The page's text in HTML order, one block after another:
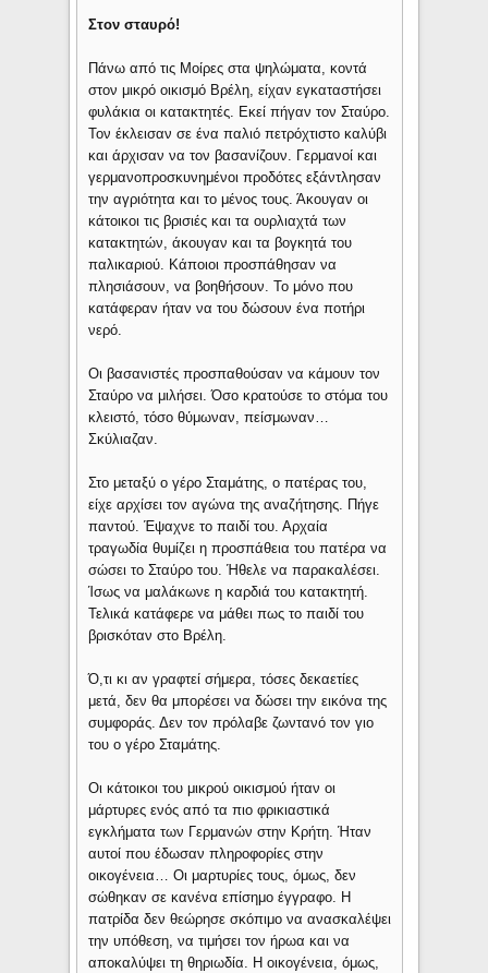
Στον σταυρό!
Πάνω από τις Μοίρες στα ψηλώματα, κοντά
στον μικρό οικισμό Βρέλη, είχαν εγκαταστήσει
φυλάκια οι κατακτητές. Εκεί πήγαν τον Σταύρο.
Τον έκλεισαν σε ένα παλιό πετρόχτιστο καλύβι
και άρχισαν να τον βασανίζουν. Γερμανοί και
γερμανοπροσκυνημένοι προδότες εξάντλησαν
την αγριότητα και το μένος τους. Άκουγαν οι
κάτοικοι τις βρισιές και τα ουρλιαχτά των
κατακτητών, άκουγαν και τα βογκητά του
παλικαριού. Κάποιοι προσπάθησαν να
πλησιάσουν, να βοηθήσουν. Το μόνο που
κατάφεραν ήταν να του δώσουν ένα ποτήρι
νερό.
Οι βασανιστές προσπαθούσαν να κάμουν τον
Σταύρο να μιλήσει. Όσο κρατούσε το στόμα του
κλειστό, τόσο θύμωναν, πείσμωναν…
Σκύλιαζαν.
Στο μεταξύ ο γέρο Σταμάτης, ο πατέρας του,
είχε αρχίσει τον αγώνα της αναζήτησης. Πήγε
παντού. Έψαχνε το παιδί του. Αρχαία
τραγωδία θυμίζει η προσπάθεια του πατέρα να
σώσει το Σταύρο του. Ήθελε να παρακαλέσει.
Ίσως να μαλάκωνε η καρδιά του κατακτητή.
Τελικά κατάφερε να μάθει πως το παιδί του
βρισκόταν στο Βρέλη.
Ό,τι κι αν γραφτεί σήμερα, τόσες δεκαετίες
μετά, δεν θα μπορέσει να δώσει την εικόνα της
συμφοράς. Δεν τον πρόλαβε ζωντανό τον γιο
του ο γέρο Σταμάτης.
Οι κάτοικοι του μικρού οικισμού ήταν οι
μάρτυρες ενός από τα πιο φρικιαστικά
εγκλήματα των Γερμανών στην Κρήτη. Ήταν
αυτοί που έδωσαν πληροφορίες στην
οικογένεια… Οι μαρτυρίες τους, όμως, δεν
σώθηκαν σε κανένα επίσημο έγγραφο. Η
πατρίδα δεν θεώρησε σκόπιμο να ανασκαλέψει
την υπόθεση, να τιμήσει τον ήρωα και να
αποκαλύψει τη θηριωδία. Η οικογένεια, όμως,